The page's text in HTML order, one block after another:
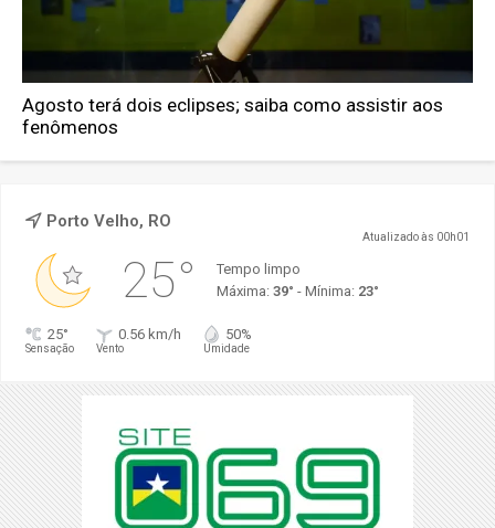
Agosto terá dois eclipses; saiba como assistir aos
fenômenos
Porto Velho, RO
Atualizado às 00h01
25°
Tempo limpo
Máxima: 39° - Mínima: 23°
25°
Sensação
0.56 km/h
Vento
50%
Umidade